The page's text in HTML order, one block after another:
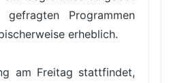
Programmen
erheblich.
am Freitag stattfindet,